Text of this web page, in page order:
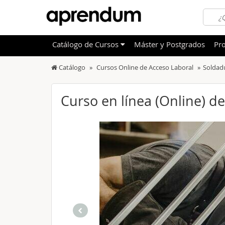
OFERTAS DESTACADAS
NOVEDADES DE NUESTRO CATÁLOGO
Idiomas
Otras
Catálogo Cursos Online de Acceso Laboral
Curso en línea (Online)
Catálogo de Cursos Máster y Postgrados